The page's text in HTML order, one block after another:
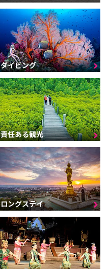
ダイビング
責任ある観光
ロングステイ